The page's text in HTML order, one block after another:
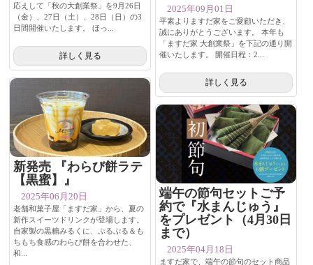
応えして「秋の大創業祭」を9月26日
（金）、27日（土）、28日（日）の3
日間開催いたします。 ほっ...
詳しく見る
2025年09月01日
平素よりますだ家をご愛顧いただき、
誠にありがとうございます。 本年も
「ますだ家 大創業祭」を下記の通り開
催いたします。 開催日程：2...
詳しく見る
新発売 『わらび餅ラテ
【黒蜜】』
2025年06月20日
老舗和菓子屋「ますだ家」から、夏の
新作スイーツドリンクが登場します。
自家製の黒糖みるくに、ぷるぷる＆も
ちもち食感のわらび餅を合わせた、
和...
端午の節句セットご予
約で『水まんじゅう』
をプレゼント（4月30日
まで）
2025年04月18日
ますだ家で、端午の節句のセット商品